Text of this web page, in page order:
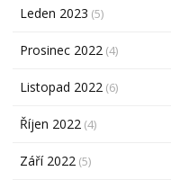
Leden 2023 (5)
Prosinec 2022 (4)
Listopad 2022 (6)
Říjen 2022 (4)
Září 2022 (5)